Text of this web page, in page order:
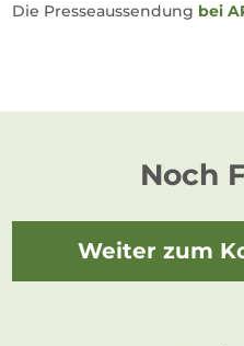
Die Presseaussendung bei
Noch
Weiter zum